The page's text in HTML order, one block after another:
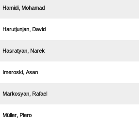
 
 
 
 
 
 